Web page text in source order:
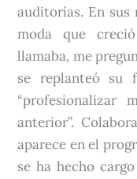
auditorías. En
moda que
llamaba, me
se replanteó su
anterior”.
aparece en el
se ha hecho